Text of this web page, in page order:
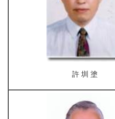
許 圳 塗